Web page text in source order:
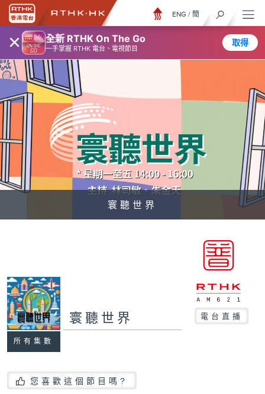
× 全新 RTHK On The Go
一手掌握 RTHK 電台、電視節目
取得
ENG / 簡
寰聽世界
所有集數
寰聽世界 電台直播
您喜歡這個節目嗎?